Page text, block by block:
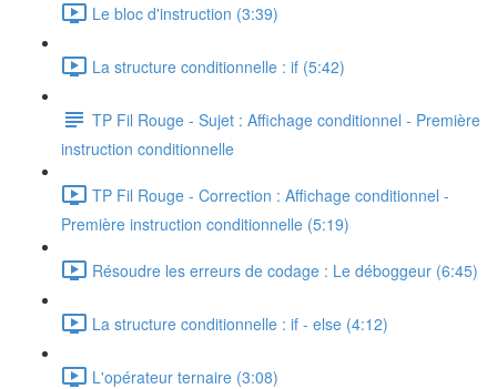
Le bloc d'instruction (3:39)
La structure conditionnelle : if (5:42)
TP Fil Rouge - Sujet : Affichage conditionnel - Première
instruction conditionnelle
TP Fil Rouge - Correction : Affichage conditionnel -
Première instruction conditionnelle (5:19)
Résoudre les erreurs de codage : Le déboggeur (6:45)
La structure conditionnelle : if - else (4:12)
L'opérateur ternaire (3:08)